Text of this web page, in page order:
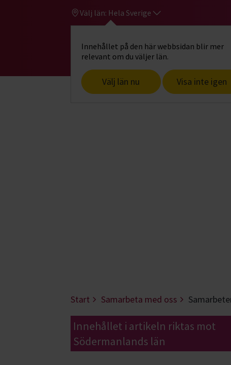
Välj län: Hela Sverige
Innehållet på den här webbsidan blir mer
relevant om du väljer län.
Välj län nu Visa inte igen
Gå till studiefrämjandets startsida
Start Samarbeta med oss
Innehållet i artikeln riktas mot
Södermanlands län